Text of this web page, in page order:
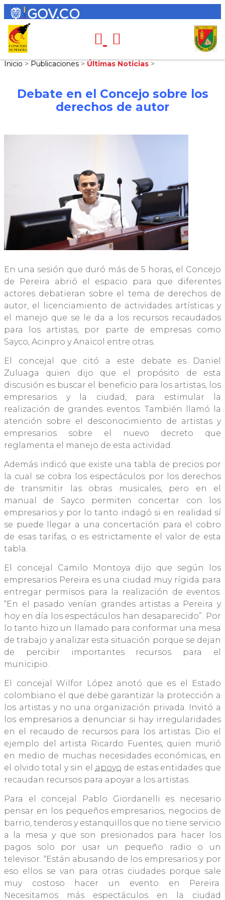
Inicio > Publicaciones > Últimas Noticias >
Debate en el Concejo sobre los
derechos de autor
En una sesión que duró más de 5 horas, el Concejo
de Pereira abrió el espacio para que diferentes
actores debatieran sobre el tema de derechos de
autor, el licenciamiento de actividades artísticas y
el manejo que se le da a los recursos recaudados
para los artistas, por parte de empresas como
Sayco, Acinpro y Anaicol entre otras.
El concejal que citó a este debate es Daniel
Zuluaga quien dijo que el propósito de esta
discusión es buscar el beneficio para los artistas, los
empresarios y la ciudad, para estimular la
realización de grandes eventos. También llamó la
atención sobre el desconocimiento de artistas y
empresarios sobre el nuevo decreto que
reglamenta el manejo de esta actividad.
Además indicó que existe una tabla de precios por
la cual se cobra los espectáculos por los derechos
de transmitir las obras musicales, pero en el
manual de Sayco permiten concertar con los
empresarios y por lo tanto indagó si en realidad sí
se puede llegar a una concertación para el cobro
de esas tarifas, o es estrictamente el valor de esta
tabla.
El concejal Camilo Montoya dijo que según los
empresarios Pereira es una ciudad muy rígida para
entregar permisos para la realización de eventos.
“En el pasado venían grandes artistas a Pereira y
hoy en día los espectáculos han desaparecido”. Por
lo tanto hizo un llamado para conformar una mesa
de trabajo y analizar esta situación porque se dejan
de percibir importantes recursos para el
municipio.
El concejal Wilfor López anotó que es el Estado
colombiano el que debe garantizar la protección a
los artistas y no una organización privada. Invitó a
los empresarios a denunciar si hay irregularidades
en el recaudo de recursos para los artistas. Dio el
ejemplo del artista Ricardo Fuentes, quien murió
en medio de muchas necesidades económicas, en
el olvido total y sin el apoyo de estas entidades que
recaudan recursos para apoyar a los artistas.
Para el concejal Pablo Giordanelli es necesario
pensar en los pequeños empresarios, negocios de
barrio, tenderos y estanquillos que no tiene servicio
a la mesa y que son presionados para hacer los
pagos solo por usar un pequeño radio o un
televisor. “Están abusando de los empresarios y por
eso ellos se van para otras ciudades porque sale
muy costoso hacer un evento en Pereira.
Necesitamos más espectáculos en la ciudad